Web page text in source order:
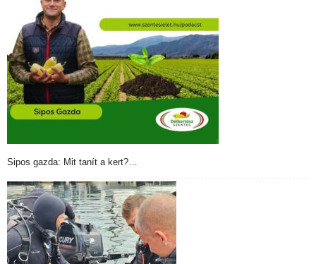
Sipos gazda: Mit tanít a kert?…